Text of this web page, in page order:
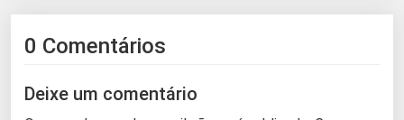
0 Comentários
Deixe um comentário